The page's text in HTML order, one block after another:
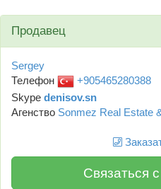
Продавец
Sergey
Телефон
+905465280388
Skype denisov.sn
Агенство Sonmez Real Estate
Связаться